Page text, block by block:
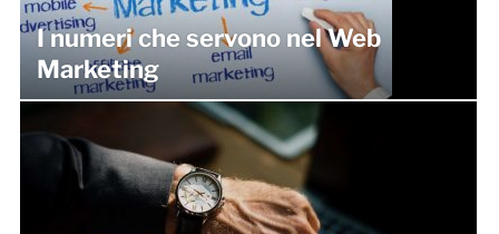
I numeri che servono nel Web
Marketing